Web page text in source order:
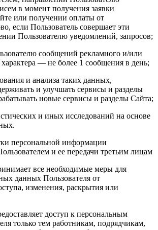
в момент получения заявки
или получении оплаты от
если Пользователь совершает эти
Пользователю уведомлений, запросов;
сообщений рекламного и/или
— не более 1 сообщения в день;
и анализа таких данных,
и улучшать сервисы и разделы
новые сервисы и разделы Сайта;
и иных исследований на основе
персональной информации
и ее передачи третьим лицам
все необходимые меры для
данных Пользователя от
изменения, раскрытия или
доступ к персональным
только тем работникам, подрядчикам,